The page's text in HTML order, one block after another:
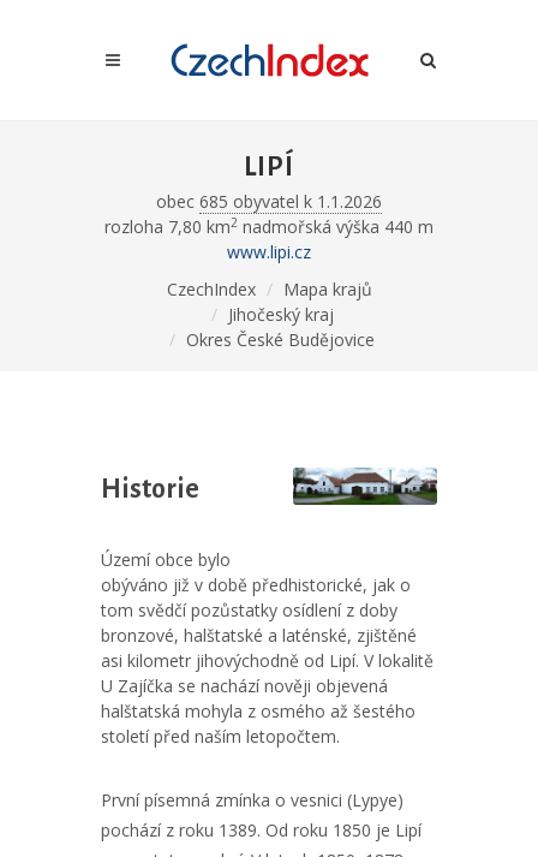
LIPÍ
obec 685 obyvatel k 1.1.2026
rozloha 7,80 km2 nadmořská výška 440 m
www.lipi.cz
CzechIndex
Mapa krajů
Jihočeský kraj
Okres České Budějovice
Historie
Území obce bylo
obýváno již v době předhistorické, jak o
tom svědčí pozůstatky osídlení z doby
bronzové, halštatské a laténské, zjištěné
asi kilometr jihovýchodně od Lipí. V lokalitě
U Zajíčka se nachází nověji objevená
halštatská mohyla z osmého až šestého
století před naším letopočtem.
První písemná zmínka o vesnici (Lypye)
pochází z roku 1389. Od roku 1850 je Lipí